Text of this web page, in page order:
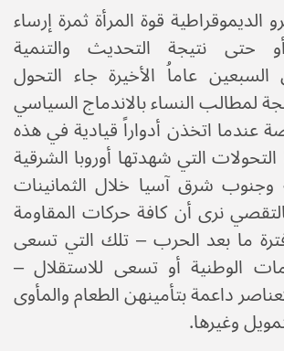
الديموقراطية قوة المرأة ثمرة إرساء
أو حتى نتيجة التحديث والتنمية
السبعين عاماُ الأخيرة جاء التحول
لمطالب النساء بالاندماج السياسي
عندما اتخذن أدواراً قيادية في هذه
التي شهدتها أوروبا الشرقية
وجنوب شرق آسيا خلال الثمانينات
نرى أن كافة حركات المقاومة
ما بعد الحرب – تلك التي تسعى
الوطنية أو تسعى للاستقلال –
داعمة بتأمينهن الطعام والمأوى
وغيرها.